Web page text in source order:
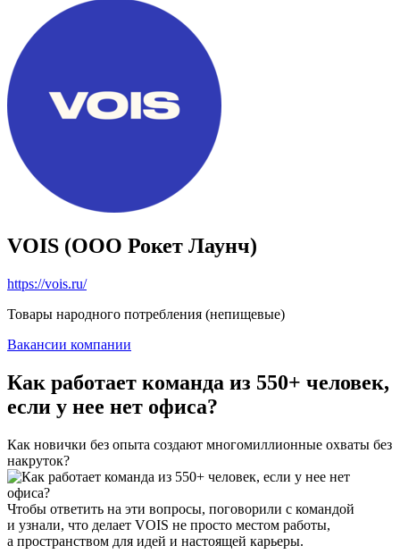
VOIS (ООО Рокет Лаунч)
https://vois.ru/
Товары народного потребления (непищевые)
Вакансии компании
Как работает команда из 550+ человек,
если у нее нет офиса?
Как новички без опыта создают многомиллионные охваты без
накруток?
Чтобы ответить на эти вопросы, поговорили с командой
и узнали, что делает VOIS не просто местом работы,
а пространством для идей и настоящей карьеры.